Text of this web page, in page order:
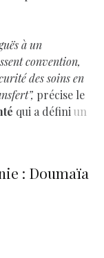
à un
convention,
des soins en
précise le
qui a défini un
: Doumaïa